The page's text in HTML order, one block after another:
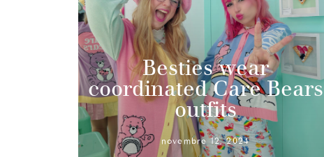
Besties wear
coordinated Care Bears
outfits
novembre 12, 2024